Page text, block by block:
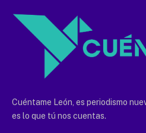
Cuéntame León, es periodismo
es lo que tú nos cuentas.